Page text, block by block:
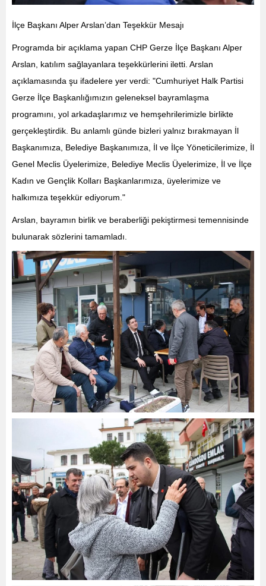
​İlçe Başkanı Alper Arslan’dan Teşekkür Mesajı
​Programda bir açıklama yapan CHP Gerze İlçe Başkanı Alper
Arslan, katılım sağlayanlara teşekkürlerini iletti. Arslan
açıklamasında şu ifadelere yer verdi: ​"Cumhuriyet Halk Partisi
Gerze İlçe Başkanlığımızın geleneksel bayramlaşma
programını, yol arkadaşlarımız ve hemşehrilerimizle birlikte
gerçekleştirdik. Bu anlamlı günde bizleri yalnız bırakmayan İl
Başkanımıza, Belediye Başkanımıza, İl ve İlçe Yöneticilerimize, İl
Genel Meclis Üyelerimize, Belediye Meclis Üyelerimize, İl ve İlçe
Kadın ve Gençlik Kolları Başkanlarımıza, üyelerimize ve
halkımıza teşekkür ediyorum."
​Arslan, bayramın birlik ve beraberliği pekiştirmesi temennisinde
bulunarak sözlerini tamamladı.